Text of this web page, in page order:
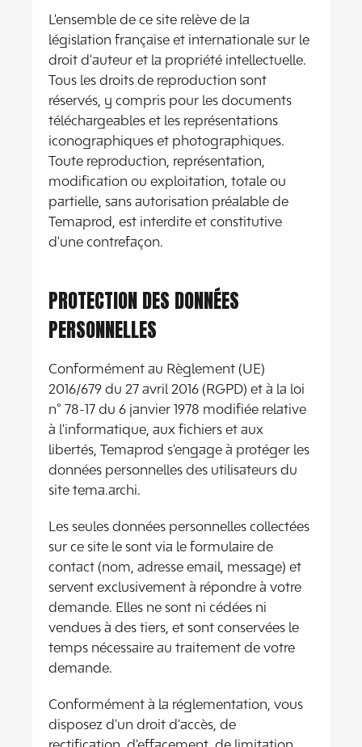
L'ensemble de ce site relève de la
législation française et internationale sur le
droit d'auteur et la propriété intellectuelle.
Tous les droits de reproduction sont
réservés, y compris pour les documents
téléchargeables et les représentations
iconographiques et photographiques.
Toute reproduction, représentation,
modification ou exploitation, totale ou
partielle, sans autorisation préalable de
Temaprod, est interdite et constitutive
d'une contrefaçon.
PROTECTION DES DONNÉES
PERSONNELLES
Conformément au Règlement (UE)
2016/679 du 27 avril 2016 (RGPD) et à la loi
n° 78-17 du 6 janvier 1978 modifiée relative
à l'informatique, aux fichiers et aux
libertés, Temaprod s'engage à protéger les
données personnelles des utilisateurs du
site tema.archi.
Les seules données personnelles collectées
sur ce site le sont via le formulaire de
contact (nom, adresse email, message) et
servent exclusivement à répondre à votre
demande. Elles ne sont ni cédées ni
vendues à des tiers, et sont conservées le
temps nécessaire au traitement de votre
demande.
Conformément à la réglementation, vous
disposez d'un droit d'accès, de